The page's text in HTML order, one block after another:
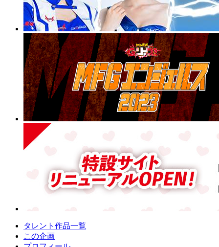
タレント作品一覧
この企画